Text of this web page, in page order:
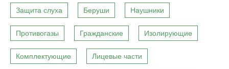
Защита слуха Беруши Наушники
Противогазы Гражданские Изолирующие
Комплектующие Лицевые части